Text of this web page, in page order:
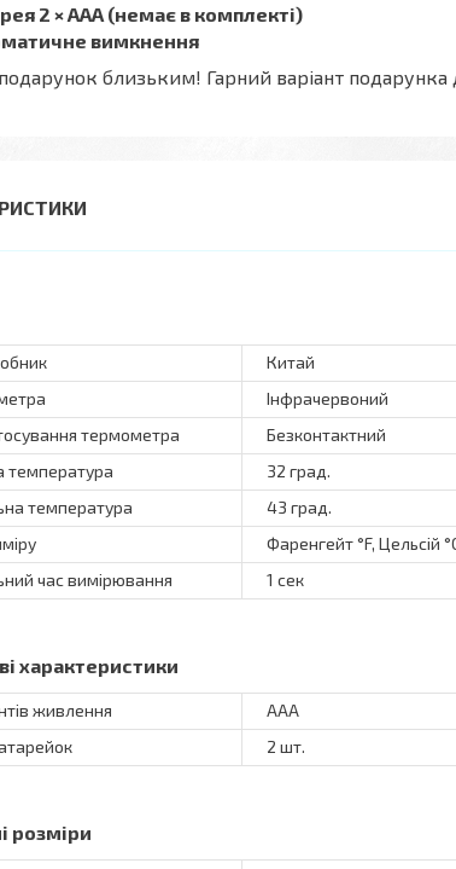
2 × AAA (немає в комплекті)
вимкнення
близьким! Гарний варіант подарунка
Китай
Інфрачервоний
термометра
Безконтактний
температура
32 град.
температура
43 град.
Фаренгейт °F, Цельсій
час вимірювання
1 сек
характеристики
живлення
AAA
2 шт.
розміри